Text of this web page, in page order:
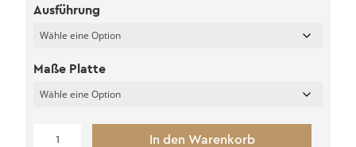
Ausführung
Maße Platte
Stütze
In den Warenkorb